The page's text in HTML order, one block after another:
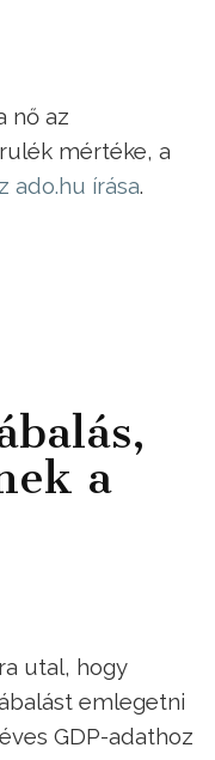
nő az
mértéke, a
ado.hu írása.
a
utal, hogy
emlegetni
GDP-adathoz